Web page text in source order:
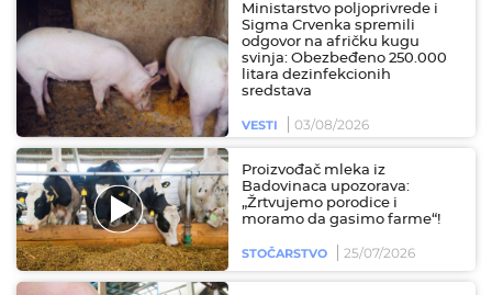
Ministarstvo poljoprivrede i
Sigma Crvenka spremili
odgovor na afričku kugu
svinja: Obezbeđeno 250.000
litara dezinfekcionih
sredstava
VESTI 03/08/2026
Proizvođač mleka iz
Badovinaca upozorava:
„Žrtvujemo porodice i
moramo da gasimo farme“!
STOČARSTVO 25/07/2026